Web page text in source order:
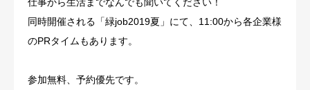
同時開催される「緑job2019夏」にて、11:00から各企業様
のPRタイムもあります。
参加無料、予約優先です。
ソリューション
会社案内